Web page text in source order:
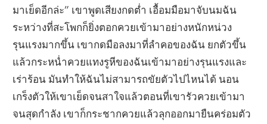
มาเย็ดอีกล่ะ” เขาพูดเสียงกดต่ำ เอื้อมมือมาจับนมฉัน
ระหว่างที่สะโพกก็ยิ่งตอกควยเข้ามาอย่างหนักหน่วง
รุนแรงมากขึ้น เขากดมือลงมาที่ลำคอของฉัน ยกตัวขึ้น
แล้วกระหน่ำควยแทงรูหีของฉันเข้ามาอย่างรุนแรงและ
เร่าร้อน มันทำให้ฉันไม่สามารถขัยตัวไปไหนได้ นอน
เกร็งตัวให้เขาเย็ดจนสาใจแล้วตอนที่เขารัวควยเข้ามา
จนสุดกำลัง เขาก็กระชากควยแล้วลุกออกมายืนคร่อมตัว